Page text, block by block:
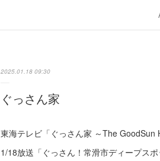
2025.01.18 09:30
ぐっさん家
東海テレビ「ぐっさん家 ～The GoodSun
1/18放送「ぐっさん！常滑市ディープス